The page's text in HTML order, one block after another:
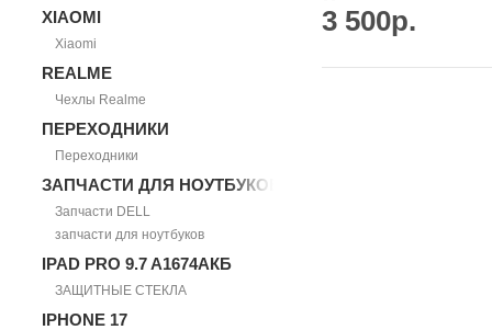
XIAOMI
Xiaomi
REALME
Чехлы Realme
ПЕРЕХОДНИКИ
Переходники
ЗАПЧАСТИ ДЛЯ НОУТБУКОВ
Запчасти DELL
запчасти для ноутбуков
IPAD PRO 9.7 A1674АКБ
ЗАЩИТНЫЕ СТЕКЛА
IPHONE 17
3 500р.